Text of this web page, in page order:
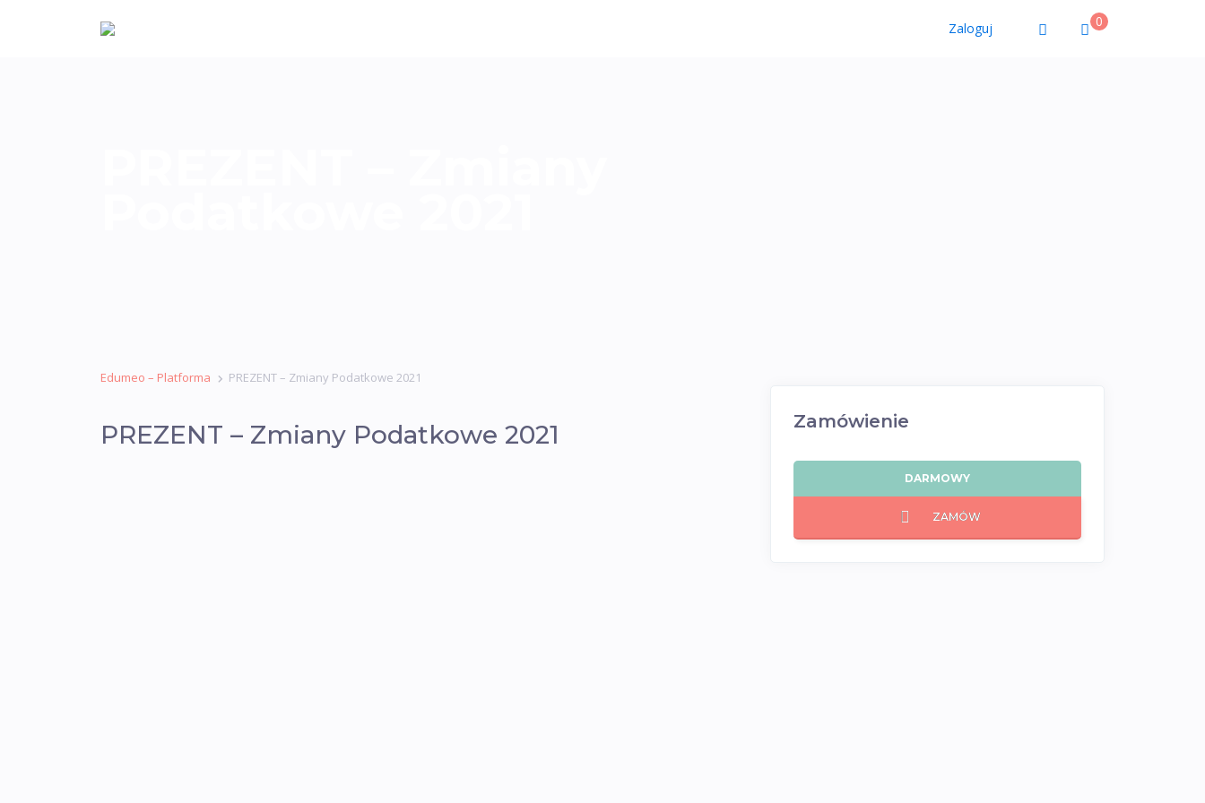
Zaloguj 0
Edumeo – Platforma PREZENT – Zmiany Podatkowe 2021
PREZENT – Zmiany Podatkowe 2021 Zamówienie
DARMOWY
ZAMÓW